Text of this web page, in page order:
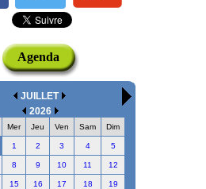
Agenda
JUILLET
2026
Mer Jeu Ven Sam Dim
1 2 3 4 5
8 9 10 11 12
15 16 17 18 19